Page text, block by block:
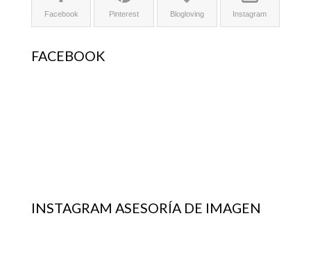
Facebook Pinterest Blogloving Instagram
FACEBOOK
INSTAGRAM ASESORÍA DE IMAGEN